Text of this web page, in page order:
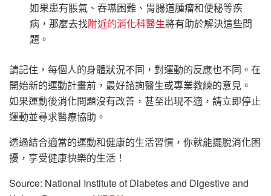
如果患有脹氣、吞嚥困難、胃腸道腫瘤和便秘等疾
病，那麼去找附近的消化科醫生將有助於解決這些問
題。
請記住，每個人的身體狀況不同，對運動的反應也不同。在
開始新的運動計畫前，最好諮詢醫生或專業教練的意見。
如果運動後消化問題沒有改善，甚至出現不適，請立即停止
運動並尋求醫療協助。
透過結合適當的運動和健康的生活習慣，你就能擺脫消化困
擾，享受健康快樂的生活！
Source: National Institute of Diabetes and Digestive and